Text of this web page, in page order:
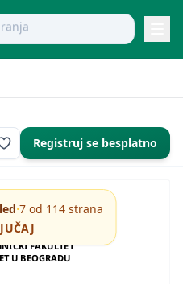
Registruj se besplatno
FAKULTET
U BEOGRADU
·7 od 114 strana